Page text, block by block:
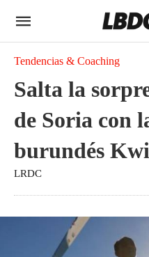
Tendencias & Coaching
Salta la
de Soria con
burundés
LRDC